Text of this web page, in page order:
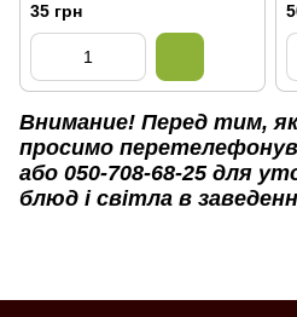
35 грн
Внимание! Перед тим,
просимо
або 050-708-68-25 для
блюд і світла в